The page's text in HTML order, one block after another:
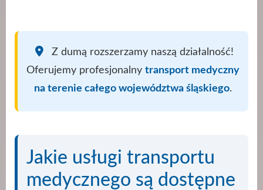
Z dumą rozszerzamy naszą działalność!
Oferujemy profesjonalny transport medyczny
na terenie całego województwa śląskiego.
Jakie usługi transportu
medycznego są dostępne